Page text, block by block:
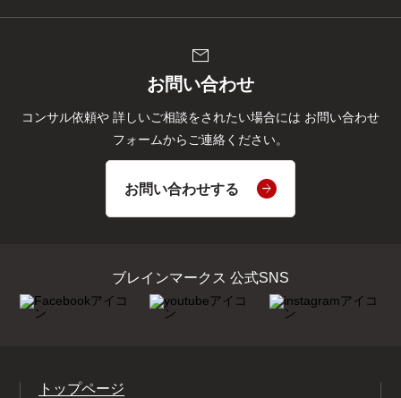
mail
お問い合わせ
コンサル依頼や 詳しいご相談をされたい場合には お問い合わせ
フォームからご連絡ください。
お問い合わせする
ブレインマークス 公式SNS
トップページ